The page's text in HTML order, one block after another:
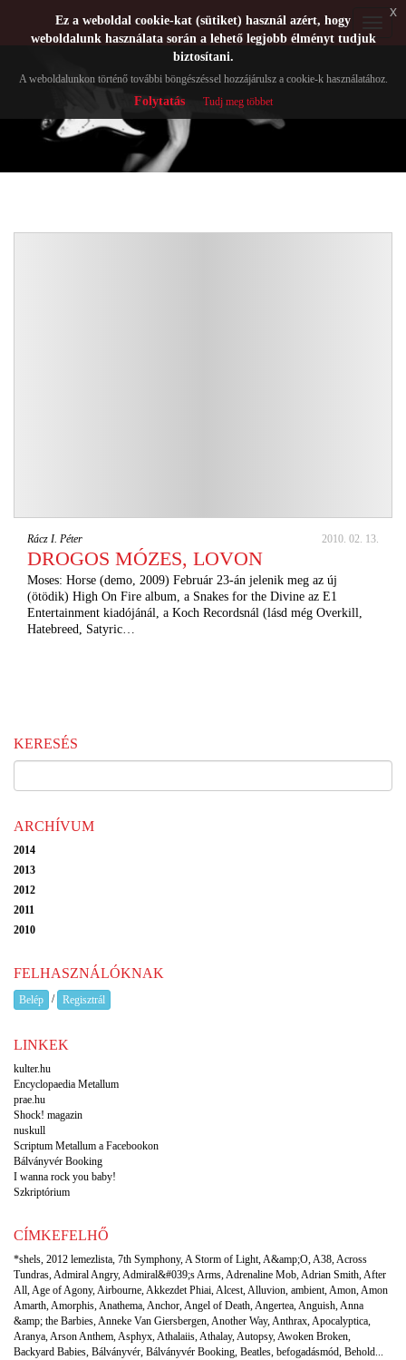
Rácz I. Péter 2010. 02. 13.
DROGOS MÓZES, LOVON
Moses: Horse (demo, 2009) Február 23-án jelenik meg az új
(ötödik) High On Fire album, a Snakes for the Divine az E1
Entertainment kiadójánál, a Koch Recordsnál (lásd még Overkill,
Hatebreed, Satyric…
KERESÉS
ARCHÍVUM
2014
2013
2012
2011
2010
FELHASZNÁLÓKNAK
Belép / Regisztrál
LINKEK
kulter.hu
Encyclopaedia Metallum
prae.hu
Shock! magazin
nuskull
Scriptum Metallum a Facebookon
Bálványvér Booking
I wanna rock you baby!
Szkriptórium
CÍMKEFELHŐ
*shels, 2012 lemezlista, 7th Symphony,A Storm of Light,A&amp;O,A38,Across
Tundras,Admiral Angry,Admiral&#039;s Arms,Adrenaline Mob,Adrian Smith,After
All,Age of Agony,Airbourne,Akkezdet Phiai,Alcest,Alluvion, ambient,Amon,Amon
Amarth,Amorphis,Anathema,Anchor,Angel of Death,Angertea,Anguish,Anna
&amp; the Barbies,Anneke Van Giersbergen,Another Way,Anthrax,Apocalyptica,
Aranya,Arson Anthem,Asphyx,Athalaiis,Athalay,Autopsy,Awoken Broken,
Backyard Babies, Bálványvér, Bálványvér Booking, Beatles, befogadásmód, Behold...
Ez a weboldal cookie-kat (sütiket) használ azért, hogy
weboldalunk használata során a lehető legjobb élményt tudjuk
biztosítani.
A weboldalunkon történő további böngészéssel hozzájárulsz a cookie-k használatához.
Folytatás Tudj meg többet
x